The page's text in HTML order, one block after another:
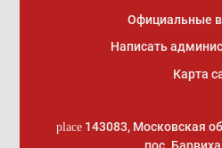
Официальные
Написать
Карта
place 143083, Московская